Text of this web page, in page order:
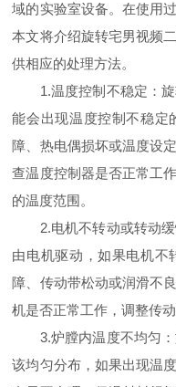
域的实验室设备。在使用
本文将介绍旋转宅男视频
供相应的处理方法。
1.温度控制不稳定：旋
能会出现温度控制不稳定
障、热电偶损坏或温度设
查温度控制器是否正常工
的温度范围。
2.电机不转动或转动缓
由电机驱动，如果电机不
障、传动带松动或润滑不
机是否正常工作，调整传
3.炉膛内温度不均匀：
该均匀分布，如果出现温